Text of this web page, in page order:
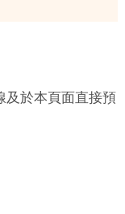
及於本頁面直接預